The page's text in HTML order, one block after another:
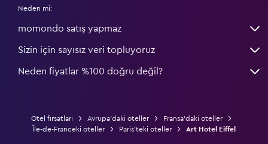
Neden mi:
momondo satış yapmaz
Sizin için sayısız veri topluyoruz
Neden fiyatlar %100 doğru değil?
Otel fırsatları Avrupa'daki oteller
Fransa'daki oteller
Île-de-Franceki oteller
Paris'teki oteller Art Hotel Eiffel